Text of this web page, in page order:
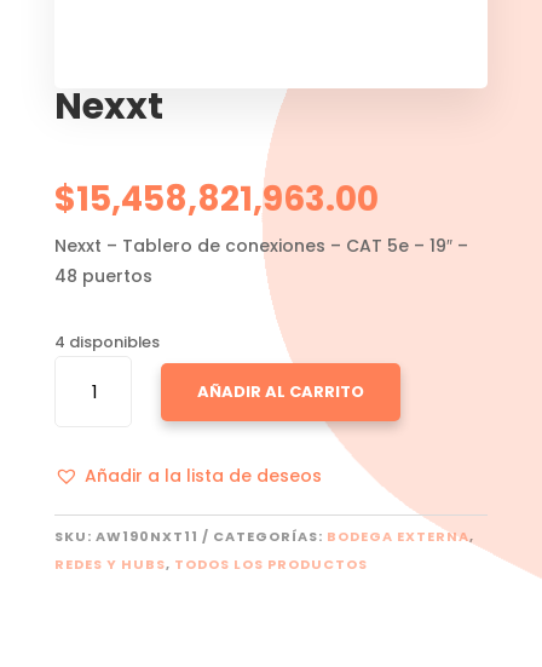
Nexxt
$15,458,821,963.00
Nexxt – Tablero de conexiones – CAT 5e – 19″ –
48 puertos
4 disponibles
CANTIDAD
AÑADIR AL CARRITO
Añadir a la lista de deseos
SKU: AW190NXT11 CATEGORÍAS: BODEGA EXTERNA,
REDES Y HUBS, TODOS LOS PRODUCTOS